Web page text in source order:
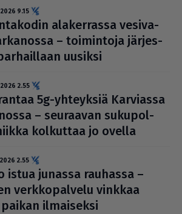
9.15
ala­ker­rassa vesi­va­
– toi­min­toja jär­jes­
uusiksi
2.55
5g-yhteyksiä Karviassa
– seuraavan suku­pol­
kolkuttaa jo ovella
2.55
istua junassa rauhassa –
verk­ko­pal­velu vinkkaa
ilmai­seksi